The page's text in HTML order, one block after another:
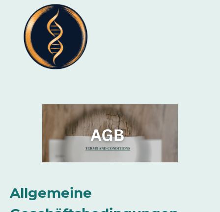
Allgemeine